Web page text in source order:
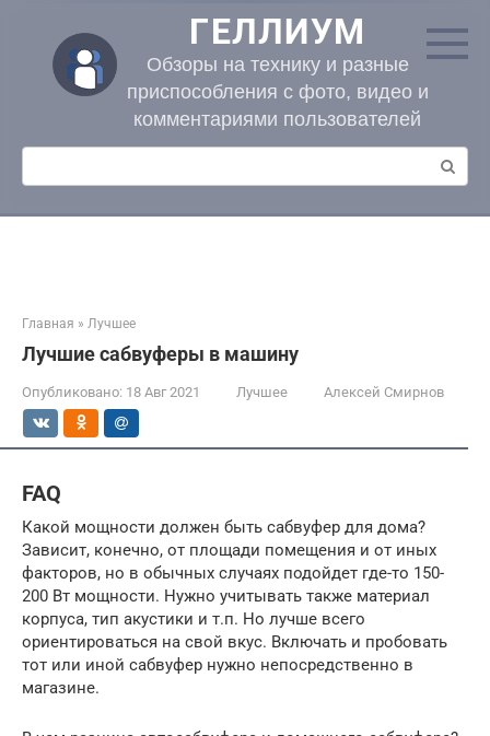
контенту
ГЕЛЛИУМ
Обзоры на технику и разные
приспособления с фото, видео и
комментариями пользователей
Поиск:
Главная » Лучшее
Лучшие сабвуферы в машину
Опубликовано: 18 Авг 2021 Лучшее Алексей Смирнов
FAQ
Какой мощности должен быть сабвуфер для дома?
Зависит, конечно, от площади помещения и от иных
факторов, но в обычных случаях подойдет где-то 150-
200 Вт мощности. Нужно учитывать также материал
корпуса, тип акустики и т.п. Но лучше всего
ориентироваться на свой вкус. Включать и пробовать
тот или иной сабвуфер нужно непосредственно в
магазине.